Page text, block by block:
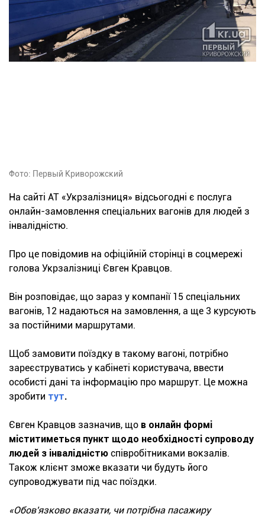
Фото: Первый Криворожский
На сайті АТ «Укрзалізниця» відсьогодні є послуга
онлайн-замовлення спеціальних вагонів для людей з
інвалідністю.
Про це повідомив на офіційній сторінці в соцмережі
голова Укрзалізниці Євген Кравцов.
Він розповідає, що зараз у компанії 15 спеціальних
вагонів, 12 надаються на замовлення, а ще 3 курсують
за постійними маршрутами.
Щоб замовити поїздку в такому вагоні, потрібно
зареєструватись у кабінеті користувача, ввести
особисті дані та інформацію про маршрут. Це можна
зробити тут.
Євген Кравцов зазначив, що в онлайн формі
міститиметься пункт щодо необхідності супроводу
людей з інвалідністю співробітниками вокзалів.
Також клієнт зможе вказати чи будуть його
супроводжувати під час поїздки.
«Обов'язково вказати, чи потрібна пасажиру